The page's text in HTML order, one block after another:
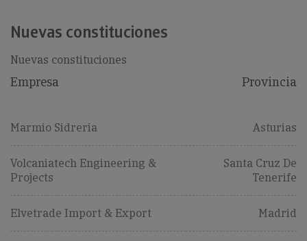
Nuevas constituciones
Nuevas constituciones
Empresa Provincia
Marmio Sidreria Asturias
Volcaniatech Engineering &
Projects
Santa Cruz De
Tenerife
Elvetrade Import & Export Madrid